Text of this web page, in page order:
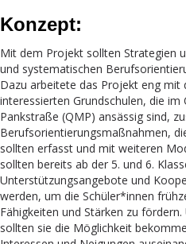
Konzept:
Mit dem Projekt sollten Strategien
und systematischen
Dazu arbeitete das Projekt eng mit
interessierten Grundschulen, die
Pankstraße (QMP) ansässig sind,
Berufsorientierungsmaßnahmen,
sollten erfasst und mit weiteren
sollten bereits ab der 5. und 6.
Unterstützungsangebote und
werden, um die Schüler*innen
Fähigkeiten und Stärken zu
sollten sie die Möglichkeit